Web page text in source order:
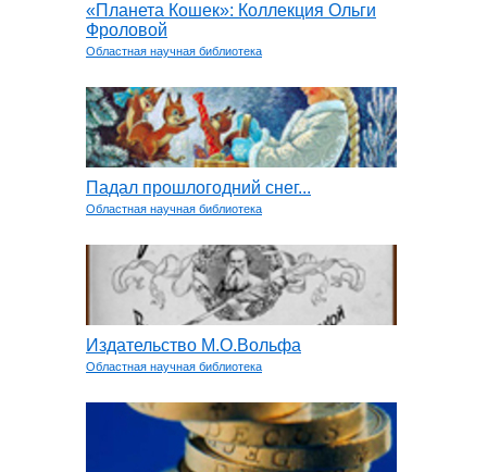
«Планета Кошек»: Коллекция Ольги
Фроловой
Областная научная библиотека
Падал прошлогодний снег...
Областная научная библиотека
Издательство М.О.Вольфа
Областная научная библиотека